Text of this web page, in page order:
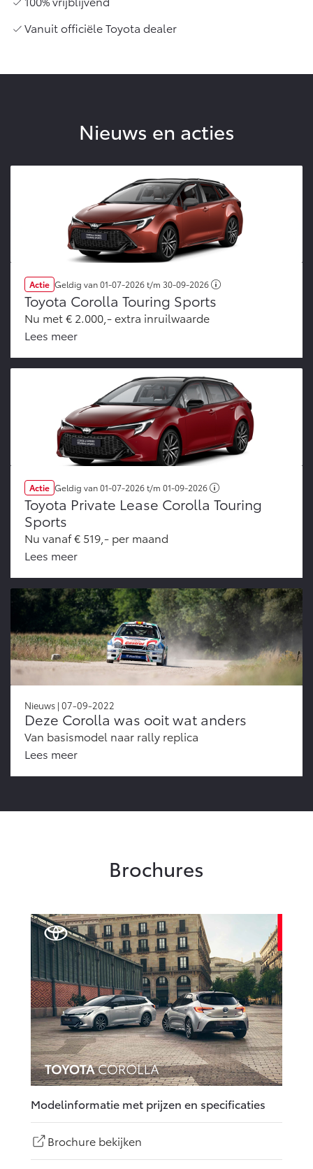
Vanuit officiële Toyota dealer
Nieuws en acties
Actie Geldig van01-07-2026t/m 30-09-2026
Toyota Corolla Touring Sports
Nu met € 2.000,- extra inruilwaarde
Lees meer
Actie Geldig van01-07-2026t/m 01-09-2026
Toyota Private Lease Corolla Touring
Sports
Nu vanaf € 519,- per maand
Lees meer
Nieuws | 07-09-2022
Deze Corolla was ooit wat anders
Van basismodel naar rally replica
Lees meer
Brochures
Modelinformatie met prijzen en specificaties
Brochure bekijken